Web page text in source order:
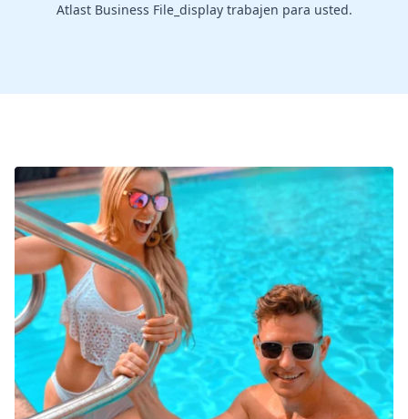
Atlast Business File_display trabajen para usted.